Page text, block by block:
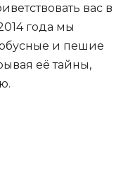
вас в
года мы
и пешие
её тайны,